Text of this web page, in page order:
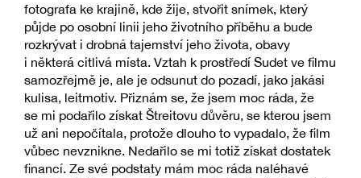
fotografa ke krajině, kde žije, stvořit snímek, který
půjde po osobní linii jeho životního příběhu a bude
rozkrývat i drobná tajemství jeho života, obavy
i některá citlivá místa. Vztah k prostředí Sudet ve filmu
samozřejmě je, ale je odsunut do pozadí, jako jakási
kulisa, leitmotiv. Přiznám se, že jsem moc ráda, že
se mi podařilo získat Štreitovu důvěru, se kterou jsem
už ani nepočítala, protože dlouho to vypadalo, že film
vůbec nevznikne. Nedařilo se mi totiž získat dostatek
financí. Ze své podstaty mám moc ráda naléhavé